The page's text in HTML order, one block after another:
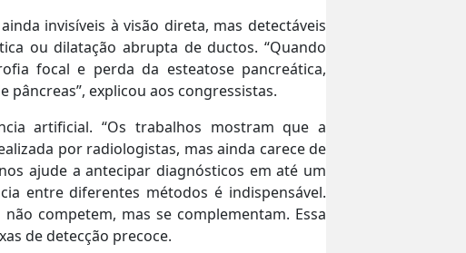
invisíveis à visão direta, mas detectáveis
ou dilatação abrupta de ductos. “Quando
focal e perda da esteatose pancreática,
explicou aos congressistas.
artificial. “Os trabalhos mostram que a
por radiologistas, mas ainda carece de
ajude a antecipar diagnósticos em até um
entre diferentes métodos é indispensável.
competem, mas se complementam. Essa
de detecção precoce.